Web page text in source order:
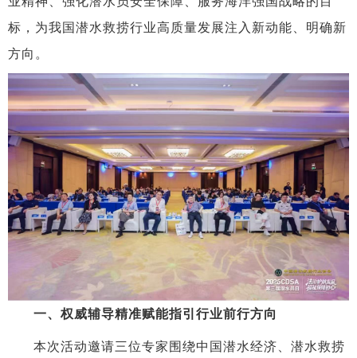
标，为我国潜水救捞行业高质量发展注入新动能、明确新
方向。
一、 权威辅导精准赋能指引行业前行方向
本次活动邀请三位专家围绕中国潜水经济、潜水救捞